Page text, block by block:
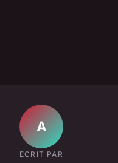
A
ECRIT PAR